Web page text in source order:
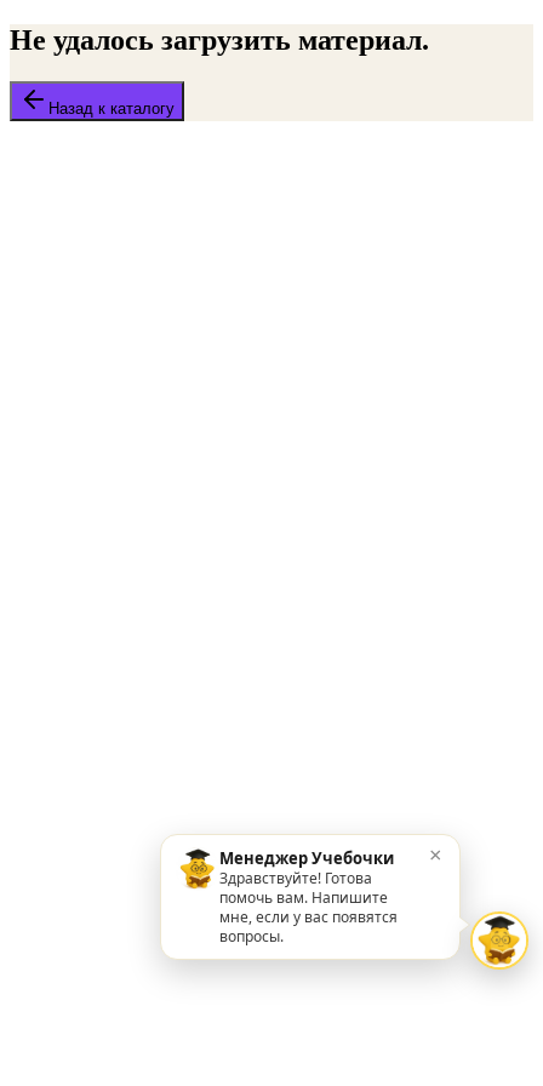
Не удалось загрузить материал.
Назад к каталогу
Менеджер Учебочки
Здравствуйте! Готова
помочь вам. Напишите
мне, если у вас появятся
вопросы.
×